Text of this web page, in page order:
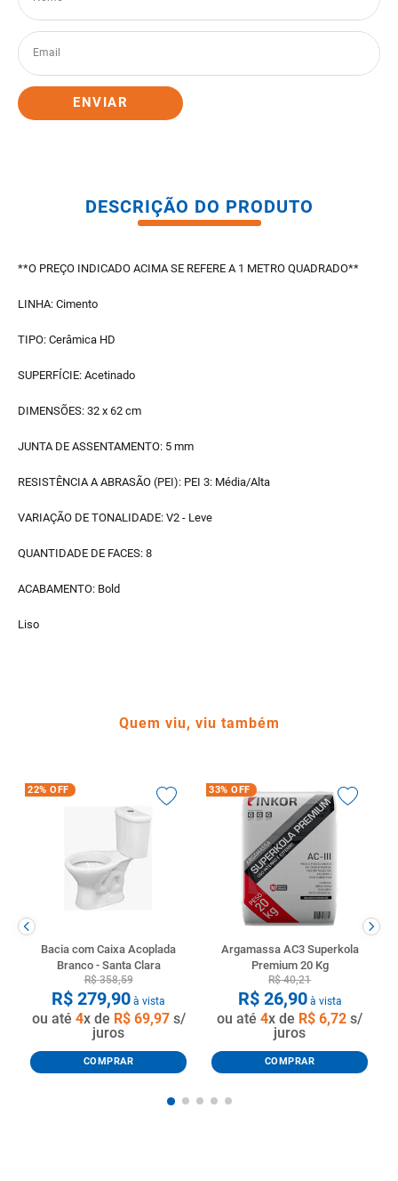
ENVIAR
DESCRIÇÃO DO PRODUTO
**O PREÇO INDICADO ACIMA SE REFERE A 1 METRO QUADRADO**
LINHA: Cimento
TIPO: Cerâmica HD
SUPERFÍCIE: Acetinado
DIMENSÕES: 32 x 62 cm
JUNTA DE ASSENTAMENTO: 5 mm
RESISTÊNCIA A ABRASÃO (PEI): PEI 3: Média/Alta
VARIAÇÃO DE TONALIDADE: V2 - Leve
QUANTIDADE DE FACES: 8
ACABAMENTO: Bold
Liso
Quem viu, viu também
22% OFF
Bacia com Caixa Acoplada
Branco - Santa Clara
R$ 358,59
R$ 279,90 à vista
ou até 4x de R$ 69,97s/
juros
COMPRAR
33% OFF
Argamassa AC3 Superkola
Premium 20 Kg
R$ 40,21
R$ 26,90à vista
ou até 4x de R$ 6,72 s/
juros
COMPRAR